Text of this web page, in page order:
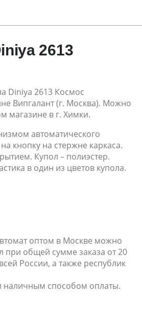
2613
Diniya 2613 Космос
Випгалант (г. Москва). Можно
магазине в г. Химки.
автоматического
кнопку на стержне каркаса.
Купол – полиэстер.
в один из цветов купола.
оптом в Москве можно
при общей сумме заказа от 20
России, а также республик
способом оплаты.